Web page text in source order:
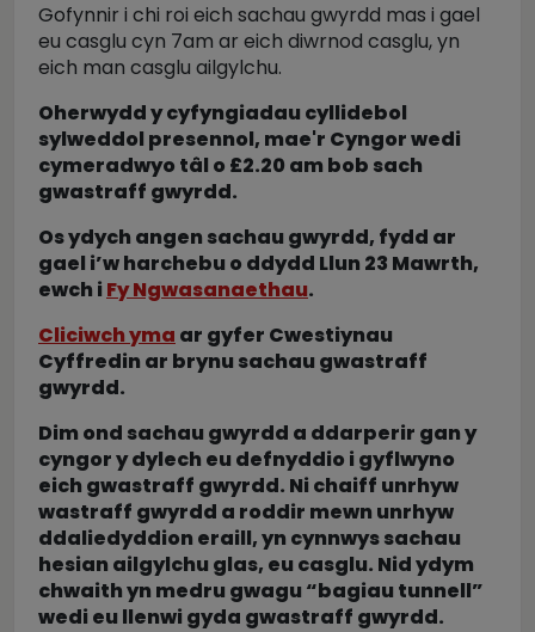
Gofynnir i chi roi eich sachau gwyrdd mas i gael
eu casglu cyn 7am ar eich diwrnod casglu, yn
eich man casglu ailgylchu.
Oherwydd y cyfyngiadau cyllidebol
sylweddol presennol, mae'r Cyngor wedi
cymeradwyo tâl o £2.20 am bob sach
gwastraff gwyrdd.
Os ydych angen sachau gwyrdd, fydd ar
gael i’w harchebu o ddydd Llun 23 Mawrth,
ewch i Fy Ngwasanaethau.
Cliciwch yma ar gyfer Cwestiynau
Cyffredin ar brynu sachau gwastraff
gwyrdd.
Dim ond sachau gwyrdd a ddarperir gan y
cyngor y dylech eu defnyddio i gyflwyno
eich gwastraff gwyrdd. Ni chaiff unrhyw
wastraff gwyrdd a roddir mewn unrhyw
ddaliedyddion eraill, yn cynnwys sachau
hesian ailgylchu glas, eu casglu. Nid ydym
chwaith yn medru gwagu “bagiau tunnell”
wedi eu llenwi gyda gwastraff gwyrdd.